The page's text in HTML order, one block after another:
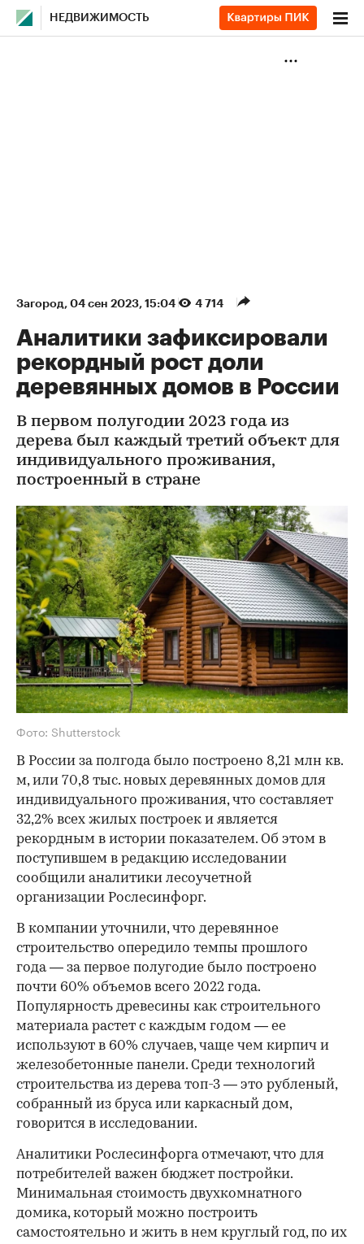
НЕДВИЖИМОСТЬ
Загород⁠, 04 сен 2023, 15:04 4 714
Аналитики зафиксировали
рекордный рост доли
деревянных домов в России
В первом полугодии 2023 года из
дерева был каждый третий объект для
индивидуального проживания,
построенный в стране
Фото: Shutterstock
В России за полгода было построено 8,21 млн кв.
м, или 70,8 тыс. новых деревянных домов для
индивидуального проживания, что составляет
32,2% всех жилых построек и является
рекордным в истории показателем. Об этом в
поступившем в редакцию исследовании
сообщили аналитики лесоучетной
организации Рослесинфорг.
В компании уточнили, что деревянное
строительство опередило темпы прошлого
года — за первое полугодие было построено
почти 60% объемов всего 2022 года.
Популярность древесины как строительного
материала растет с каждым годом — ее
используют в 60% случаев, чаще чем кирпич и
железобетонные панели. Среди технологий
строительства из дерева топ-3 — это рубленый,
собранный из бруса или каркасный дом,
говорится в исследовании.
Аналитики Рослесинфорга отмечают, что для
потребителей важен бюджет постройки.
Минимальная стоимость двухкомнатного
домика, который можно построить
самостоятельно и жить в нем круглый год, по их